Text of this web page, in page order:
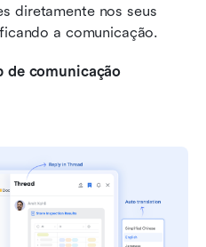
diretamente nos seus
a comunicação.
de comunicação